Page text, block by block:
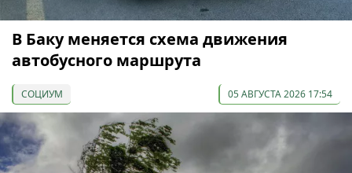
В Баку меняется схема движения
автобусного маршрута
СОЦИУМ 05 АВГУСТА 2026 17:54